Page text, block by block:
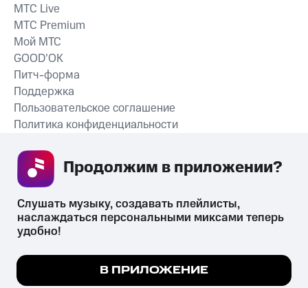
СКАЧАТЬ ПРИЛОЖЕНИЕ
MTС Live
MTС Premium
Мой МТС
GOOD’OK
Питч-форма
Поддержка
Пользовательское соглашение
Политика конфиденциальности
психотропных веществ, их аналогов причиняет вред здоровью,
их незаконный оборот запрещён и влечёт установленную
Мы используем куки, чтобы на сайте все
Подробнее
Слушать музыку, создавать плейлисты,
наслаждаться персональными миксами теперь
удобно!
В ПРИЛОЖЕНИЕ